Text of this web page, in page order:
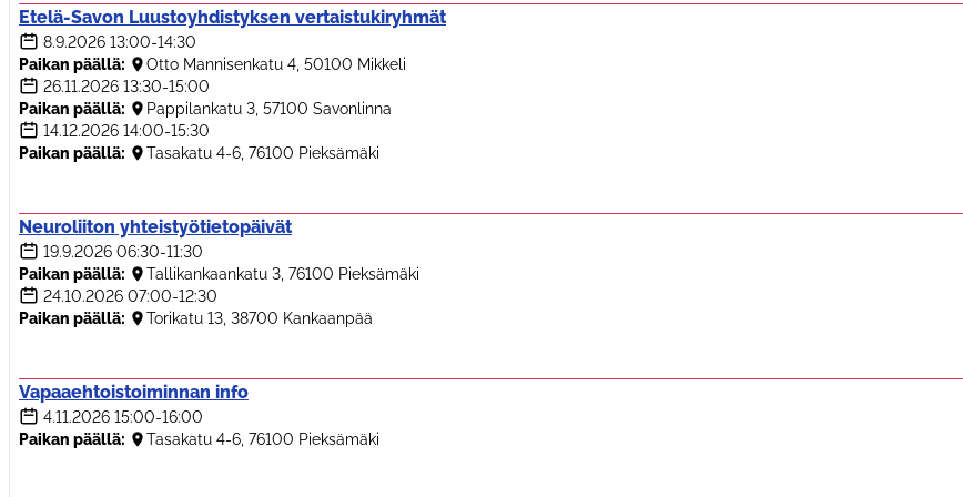
Etelä-Savon Luustoyhdistyksen vertaistukiryhmät
8.9.2026 13:00-14:30
Paikan päällä:
Otto Mannisenkatu 4, 50100 Mikkeli
26.11.2026 13:30-15:00
Paikan päällä:
Pappilankatu 3, 57100 Savonlinna
14.12.2026 14:00-15:30
Paikan päällä:
Tasakatu 4-6, 76100 Pieksämäki
Neuroliiton yhteistyötietopäivät
19.9.2026 06:30-11:30
Paikan päällä:
Tallikankaankatu 3, 76100 Pieksämäki
24.10.2026 07:00-12:30
Paikan päällä:
Torikatu 13, 38700 Kankaanpää
Vapaaehtoistoiminnan info
4.11.2026 15:00-16:00
Paikan päällä:
Tasakatu 4-6, 76100 Pieksämäki